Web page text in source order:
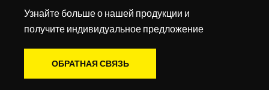
Узнайте больше о нашей продукции и
получите индивидуальное предложение
ОБРАТНАЯ СВЯЗЬ